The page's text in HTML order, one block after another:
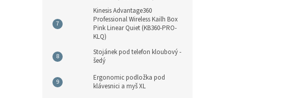
Kinesis Advantage360
Professional Wireless Kailh Box
Pink Linear Quiet (KB360-PRO-
KLQ)
Stojánek pod telefon kloubový -
šedý
Ergonomic podložka pod
klávesnici a myš XL